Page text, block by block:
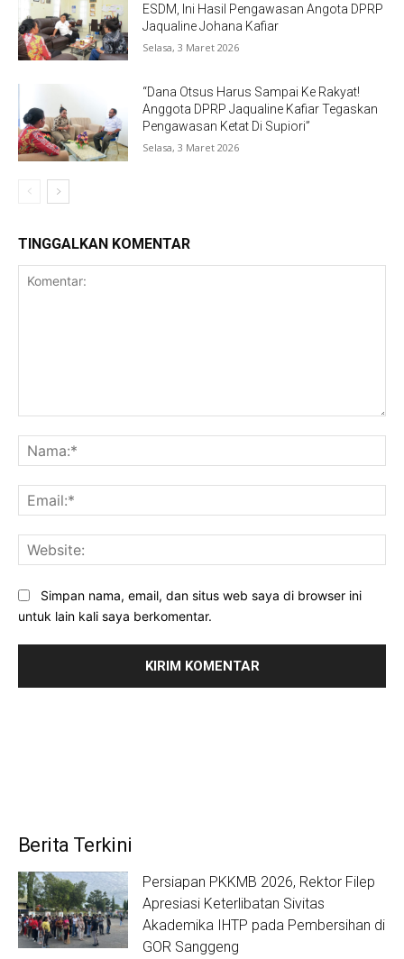
ESDM, Ini Hasil Pengawasan Angota DPRP
Jaqualine Johana Kafiar
Selasa, 3 Maret 2026
“Dana Otsus Harus Sampai Ke Rakyat!
Anggota DPRP Jaqualine Kafiar Tegaskan
Pengawasan Ketat Di Supiori”
Selasa, 3 Maret 2026
TINGGALKAN KOMENTAR
Simpan nama, email, dan situs web saya di browser ini
untuk lain kali saya berkomentar.
Berita Terkini
Persiapan PKKMB 2026, Rektor Filep
Apresiasi Keterlibatan Sivitas
Akademika IHTP pada Pembersihan di
GOR Sanggeng